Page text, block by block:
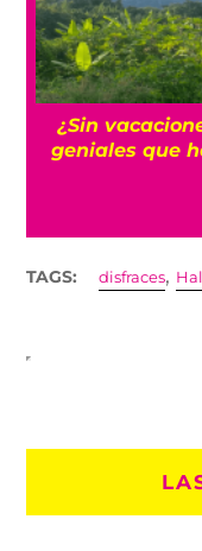
La historia
los más
TAGS: disfraces,